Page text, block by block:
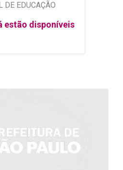
DE EDUCAÇÃO
estão disponíveis